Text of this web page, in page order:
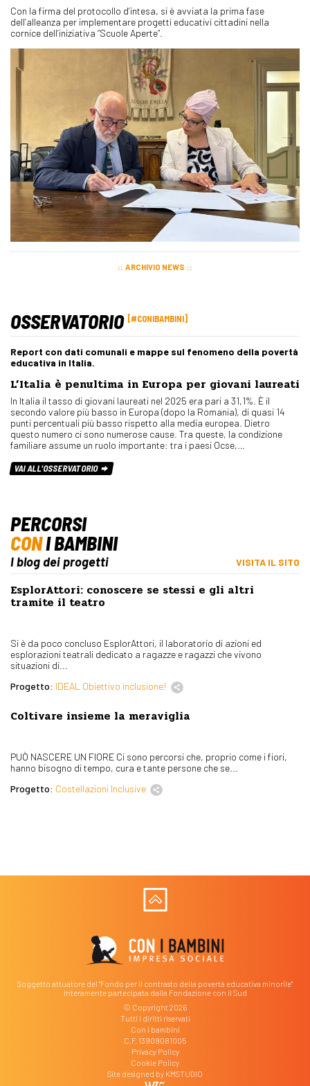
Con la firma del protocollo d’intesa, si è avviata la prima fase
dell’alleanza per implementare progetti educativi cittadini nella
cornice dell’iniziativa “Scuole Aperte”.
ARCHIVIO NEWS
OSSERVATORIO #CONIBAMBINI
Report con dati comunali e mappe sul fenomeno della povertà
educativa in Italia.
L’Italia è penultima in Europa per giovani laureati
In Italia il tasso di giovani laureati nel 2025 era pari a 31,1%. È il
secondo valore più basso in Europa (dopo la Romania), di quasi 14
punti percentuali più basso rispetto alla media europea. Dietro
questo numero ci sono numerose cause. Tra queste, la condizione
familiare assume un ruolo importante: tra i paesi Ocse,…
VAI ALL'OSSERVATORIO
PERCORSI
CONI BAMBINI
I blog dei progetti VISITA IL SITO
EsplorAttori: conoscere se stessi e gli altri
tramite il teatro
Si è da poco concluso EsplorAttori, il laboratorio di azioni ed
esplorazioni teatrali dedicato a ragazze e ragazzi che vivono
situazioni di...
Progetto: IDEAL Obiettivo inclusione!
Coltivare insieme la meraviglia
PUÒ NASCERE UN FIORE Ci sono percorsi che, proprio come i fiori,
hanno bisogno di tempo, cura e tante persone che se...
Progetto: Costellazioni Inclusive
Soggetto attuatore del "Fondo per il contrasto della povertà educativa minorile"
interamente partecipata dalla Fondazione con il Sud
© Copyright 2026
Tutti i diritti riservati
Con i bambini
C.F. 13909081005
Privacy Policy
Cookie Policy
Site designed by KMSTUDIO